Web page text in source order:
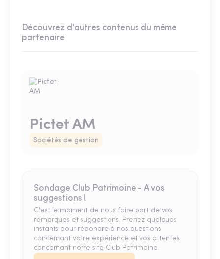
Découvrez d'autres contenus du même
partenaire
Pictet AM
Sociétés de gestion
Sondage Club Patrimoine - A vos
suggestions !
C'est le moment de nous faire part de vos
remarques et suggestions. Prenez quelques
instants pour répondre à nos questions
concernant votre expérience et vos attentes
concernant notre site Club Patrimoine.